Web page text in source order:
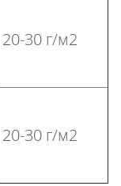
20-30 г/м2
20-30 г/м2